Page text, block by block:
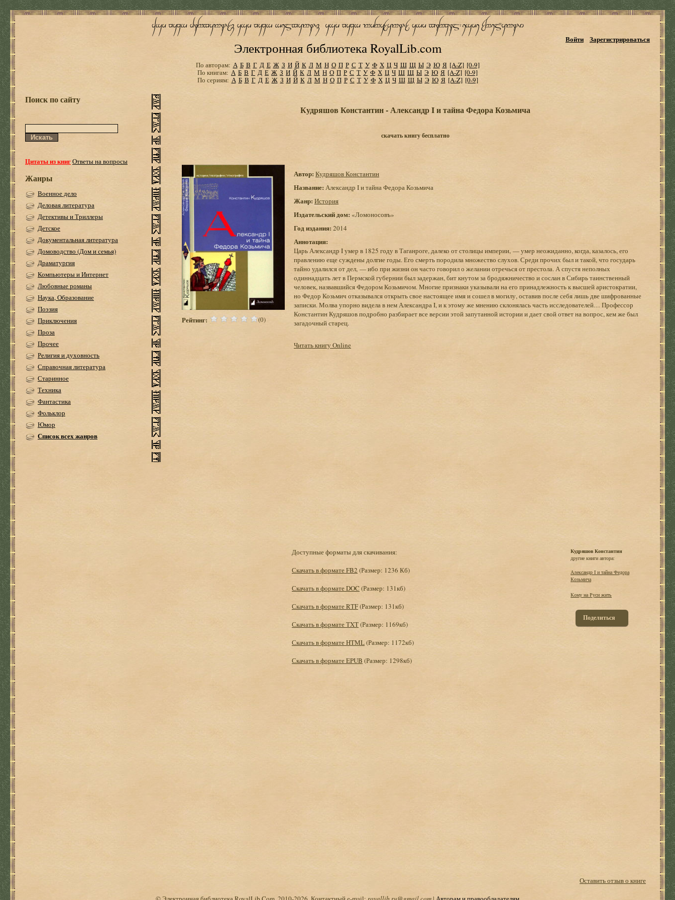
Электронная библиотека RoyalLib.com
Войти Зарегистрироваться
По авторам: А Б В Г Д Е Ж З И Й К Л М Н О П Р С Т У Ф Х Ц Ч Ш Щ Ы Э Ю Я [A-Z] [0-9]
По книгам: А Б В Г Д Е Ж З И Й К Л М Н О П Р С Т У Ф Х Ц Ч Ш Щ Ы Э Ю Я [A-Z] [0-9]
По сериям: А Б В Г Д Е Ж З И Й К Л М Н О П Р С Т У Ф Х Ц Ч Ш Щ Ы Э Ю Я [A-Z] [0-9]
Поиск по сайту
Цитаты из книгОтветы на вопросы
Жанры
Военное дело
Деловая литература
Детективы и Триллеры
Детское
Документальная литература
Домоводство (Дом и семья)
Драматургия
Компьютеры и Интернет
Любовные романы
Наука, Образование
Поэзия
Приключения
Проза
Прочее
Религия и духовность
Справочная литература
Старинное
Техника
Фантастика
Фольклор
Юмор
Список всех жанров
Кудряшов Константин - Александр I и тайна Федора Козьмича
скачать книгу бесплатно
Рейтинг: (0)
Автор: Кудряшов Константин
Название: Александр I и тайна Федора Козьмича
Жанр: История
Издательский дом: «Ломоносовъ»
Год издания: 2014
Аннотация:
Царь Александр I умер в 1825 году в Таганроге, далеко от столицы империи, — умер неожиданно, когда, казалось, его
правлению еще суждены долгие годы. Его смерть породила множество слухов. Среди прочих был и такой, что государь
тайно удалился от дел, — ибо при жизни он часто говорил о желании отречься от престола. А спустя неполных
одиннадцать лет в Пермской губернии был задержан, бит кнутом за бродяжничество и сослан в Сибирь таинственный
человек, назвавшийся Федором Козьмичом. Многие признаки указывали на его принадлежность к высшей аристократии,
но Федор Козьмич отказывался открыть свое настоящее имя и сошел в могилу, оставив после себя лишь две шифрованные
записки. Молва упорно видела в нем Александра I, и к этому же мнению склонялась часть исследователей… Профессор
Константин Кудряшов подробно разбирает все версии этой запутанной истории и дает свой ответ на вопрос, кем же был
загадочный старец.
Читать книгу Online
Доступные форматы для скачивания:
Скачать в формате FB2 (Размер: 1236 Кб)
Скачать в формате DOC (Размер: 131кб)
Скачать в формате RTF(Размер: 131кб)
Скачать в формате TXT(Размер: 1169кб)
Скачать в формате HTML(Размер: 1172кб)
Скачать в формате EPUB (Размер: 1298кб)
Кудряшов Константин
другие книги автора:
Александр I и тайна Федора
Козьмича
Кому на Руси жить
Поделиться
Оставить отзыв о книге